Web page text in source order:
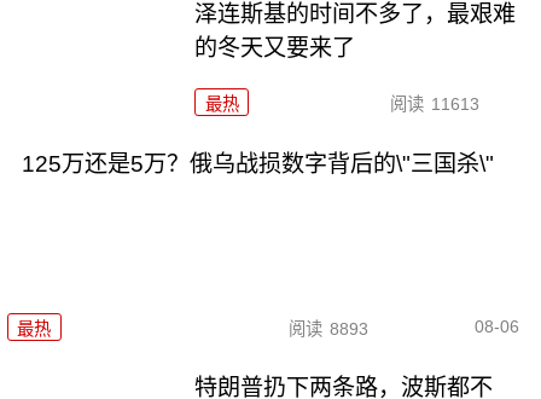
泽连斯基的时间不多了，最艰难
的冬天又要来了
最热 阅读 11613
125万还是5万？俄乌战损数字背后的\"三国杀\"
最热 阅读 8893 08-06
特朗普扔下两条路，波斯都不